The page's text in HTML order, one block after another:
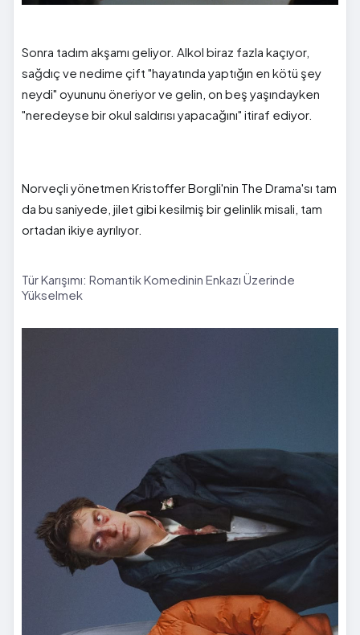
Sonra tadım akşamı geliyor. Alkol biraz fazla kaçıyor,
sağdıç ve nedime çift "hayatında yaptığın en kötü şey
neydi" oyununu öneriyor ve gelin, on beş yaşındayken
"neredeyse bir okul saldırısı yapacağını" itiraf ediyor.
Norveçli yönetmen Kristoffer Borgli'nin The Drama'sı tam
da bu saniyede, jilet gibi kesilmiş bir gelinlik misali, tam
ortadan ikiye ayrılıyor.
Tür Karışımı: Romantik Komedinin Enkazı Üzerinde
Yükselmek